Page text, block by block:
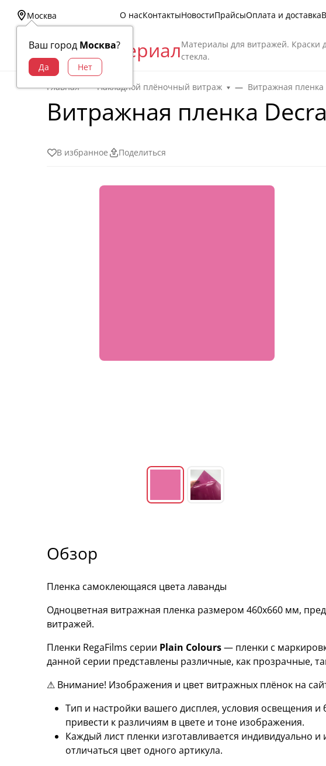
Москва
Ваш город Москва?
О насКонтактыНовостиПрайсыОплата и доставка
Витраж МатериалМатериалы для витражей. Краски
стекла.
Главная Накладной плёночный витраж Витражная пленка
Витражная пленка
В избранное Поделиться
Обзор
Пленка самоклеющаяся цвета лаванды
Одноцветная витражная пленка размером 460х660 мм,
витражей.
Пленки RegaFilms серии Plain Colours— пленки с
данной серии представлены различные, как прозрачные,
⚠ Внимание! Изображения и цвет витражных плёнок на
Тип и настройки вашего дисплея, условия освещения
привести к различиям в цвете и тоне изображения.
Каждый лист пленки изготавливается индивидуально
отличаться цвет одного артикула.